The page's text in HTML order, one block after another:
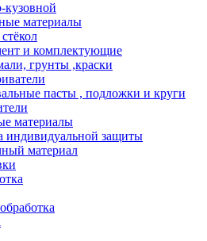
материалы
и комплектующие
грунты ,краски
пасты , подложки и круги
материалы
индивидуальной защиты
материал